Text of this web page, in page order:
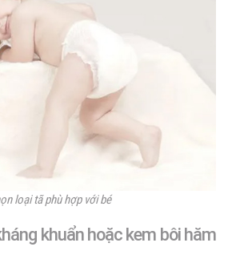
loại tã phù hợp với bé
khuẩn hoặc kem bôi hăm